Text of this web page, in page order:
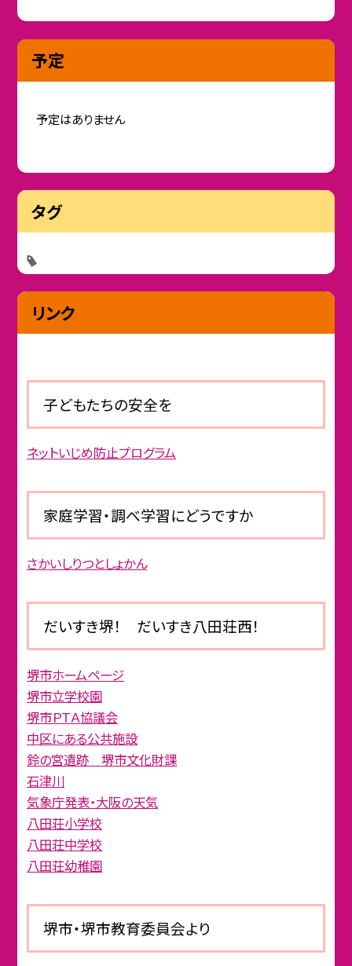
予定
予定はありません
タグ
リンク
子どもたちの安全を
ネットいじめ防止プログラム
家庭学習・調べ学習にどうですか
さかいしりつとしょかん
だいすき堺！ だいすき八田荘西！
堺市ホームページ
堺市立学校園
堺市ＰＴＡ協議会
中区にある公共施設
鈴の宮遺跡 堺市文化財課
石津川
気象庁発表・大阪の天気
八田荘小学校
八田荘中学校
八田荘幼稚園
堺市・堺市教育委員会より